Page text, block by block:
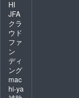
HI
JFA
クラ
ウド
ファ
ン
ディ
ング
mac
hi-ya